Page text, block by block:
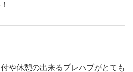
や休憩の出来るプレハブがとても